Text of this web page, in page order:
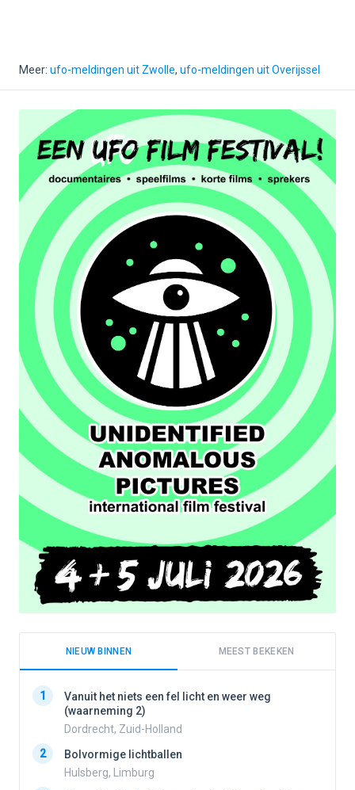
Meer: ufo-meldingen uit Zwolle, ufo-meldingen uit Overijssel
NIEUW BINNEN MEEST BEKEKEN
1
Vanuit het niets een fel licht en weer weg
(waarneming 2)
Dordrecht, Zuid-Holland
2
Bolvormige lichtballen
Hulsberg, Limburg